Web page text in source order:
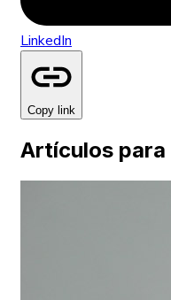
LinkedIn
Copy link
Artículos